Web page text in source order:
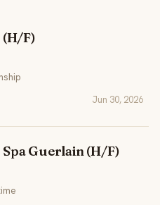
(H/F)
Jun 30, 2026
Guerlain (H/F)